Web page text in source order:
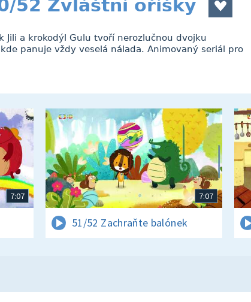
52 Zvláštní oříšky
Jili a krokodýl Gulu tvoří nerozlučnou dvojku
panuje vždy veselá nálada. Animovaný seriál pro
7:07 7:07
51/52 Zachraňte balónek